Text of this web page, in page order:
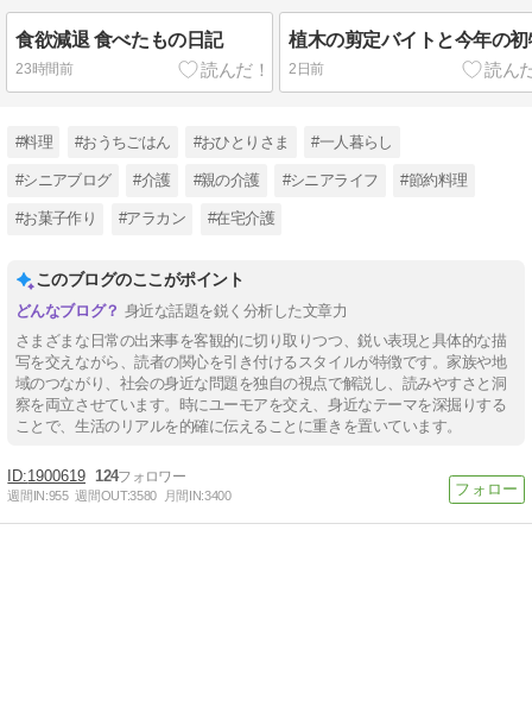
食欲減退 食べたもの日記
23時間前
植木の剪定バイトと今年の初
2日前
#料理 #おうちごはん #おひとりさま #一人暮らし
#シニアブログ #介護 #親の介護 #シニアライフ #節約料理
#お菓子作り #アラカン #在宅介護
このブログのここがポイント
身近な話題を鋭く分析した文章力
さまざまな日常の出来事を客観的に切り取りつつ、鋭い表現と具体的な描
写を交えながら、読者の関心を引き付けるスタイルが特徴です。家族や地
域のつながり、社会の身近な問題を独自の視点で解説し、読みやすさと洞
察を両立させています。時にユーモアを交え、身近なテーマを深掘りする
ことで、生活のリアルを的確に伝えることに重きを置いています。
1900619 124
週間IN:955 週間OUT:3580 月間IN:3400